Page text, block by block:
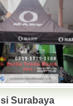
Surabaya